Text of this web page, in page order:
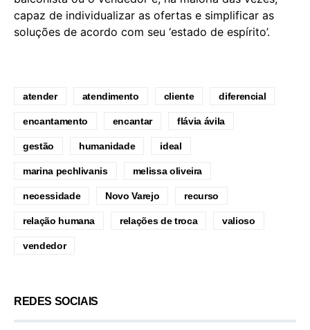
capaz de individualizar as ofertas e simplificar as
soluções de acordo com seu ‘estado de espírito’.
atender atendimento cliente diferencial
encantamento encantar flávia ávila
gestão humanidade ideal
marina pechlivanis melissa oliveira
necessidade Novo Varejo recurso
relação humana relações de troca valioso
vendedor
REDES SOCIAIS